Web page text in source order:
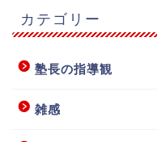
カテゴリー
塾長の指導観
雑感